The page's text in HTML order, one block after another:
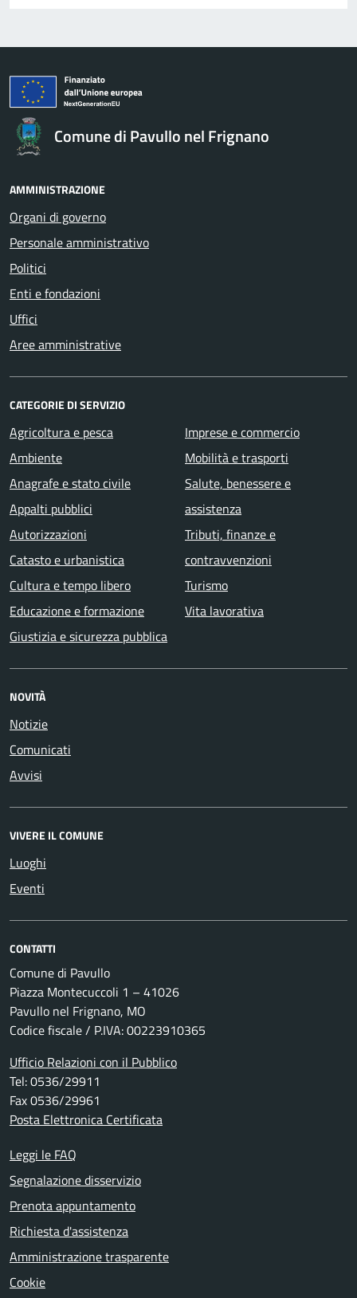
Comune di Pavullo nel Frignano
AMMINISTRAZIONE
Organi di governo
Personale amministrativo
Politici
Enti e fondazioni
Uffici
Aree amministrative
CATEGORIE DI SERVIZIO
Agricoltura e pesca
Ambiente
Anagrafe e stato civile
Appalti pubblici
Autorizzazioni
Catasto e urbanistica
Cultura e tempo libero
Educazione e formazione
Giustizia e sicurezza pubblica
Imprese e commercio
Mobilità e trasporti
Salute, benessere e
assistenza
Tributi, finanze e
contravvenzioni
Turismo
Vita lavorativa
NOVITÀ
Notizie
Comunicati
Avvisi
VIVERE IL COMUNE
Luoghi
Eventi
CONTATTI
Comune di Pavullo
Piazza Montecuccoli 1 – 41026
Pavullo nel Frignano, MO
Codice fiscale / P.IVA: 00223910365
Ufficio Relazioni con il Pubblico
Tel: 0536/29911
Fax 0536/29961
Posta Elettronica Certificata
Leggi le FAQ
Segnalazione disservizio
Prenota appuntamento
Richiesta d'assistenza
Amministrazione trasparente
Cookie